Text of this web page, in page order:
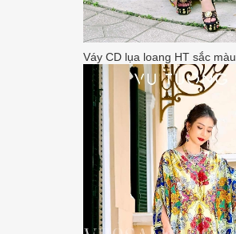
Váy CD lụa loang HT sắc màu